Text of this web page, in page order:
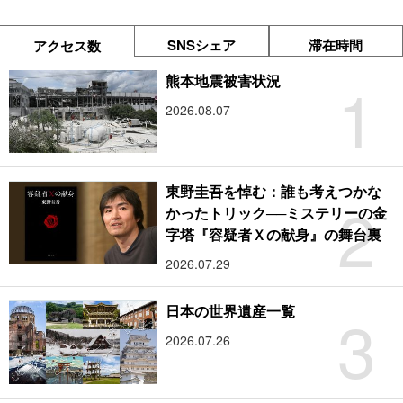
アクセス数 SNSシェア 滞在時間
1
熊本地震被害状況
2026.08.07
2
東野圭吾を悼む：誰も考えつかな
かったトリック──ミステリーの金
字塔『容疑者Ｘの献身』の舞台裏
2026.07.29
3
日本の世界遺産一覧
2026.07.26